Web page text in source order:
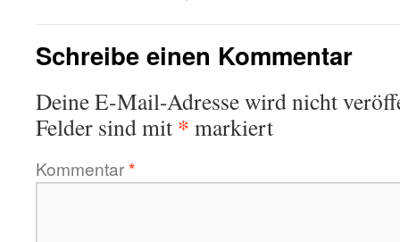
Schreibe einen Kommentar
Deine E-Mail-Adresse wird nicht
Felder sind mit * markiert
Kommentar*